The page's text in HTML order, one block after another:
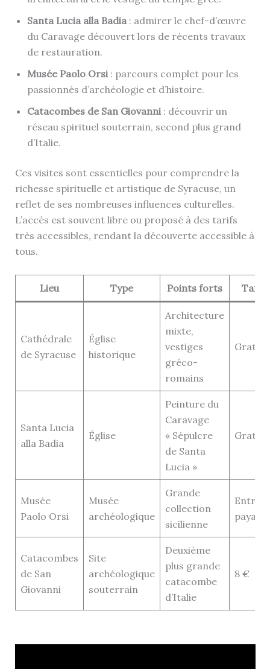
Santa Lucia alla Badia: admirer le chef-d’œuvre
du Caravage découvert lors de récents travaux
de restauration.
Musée Paolo Orsi: parcours complet pour les
passionnés d’archéologie et d’histoire.
Catacombes de San Giovanni: découvrir un
réseau spirituel souterrain, second plus grand
d’Italie.
Ces visites sont essentielles pour comprendre la
richesse spirituelle et artistique de Syracuse, un
reflet de ses nombreuses influences culturelles.
L’accès est souvent libre ou proposé à des tarifs
très accessibles, rendant la découverte accessible à
tous.
Lieu Type Points forts Tarif
Cathédrale
de Syracuse
Église
historique
Architecture
mixte,
vestiges
gréco-
romains
Gratuit
Santa Lucia
alla Badia
Église
Peinture du
Caravage
« Sépulcre
de Santa
Lucia »
Gratuit
Musée
Paolo Orsi
Musée
archéologique
Grande
collection
sicilienne
Entrée
Catacombes
de San
Giovanni
Site
archéologique
souterrain
Deuxième
plus grande
catacombe
d’Italie
8 €